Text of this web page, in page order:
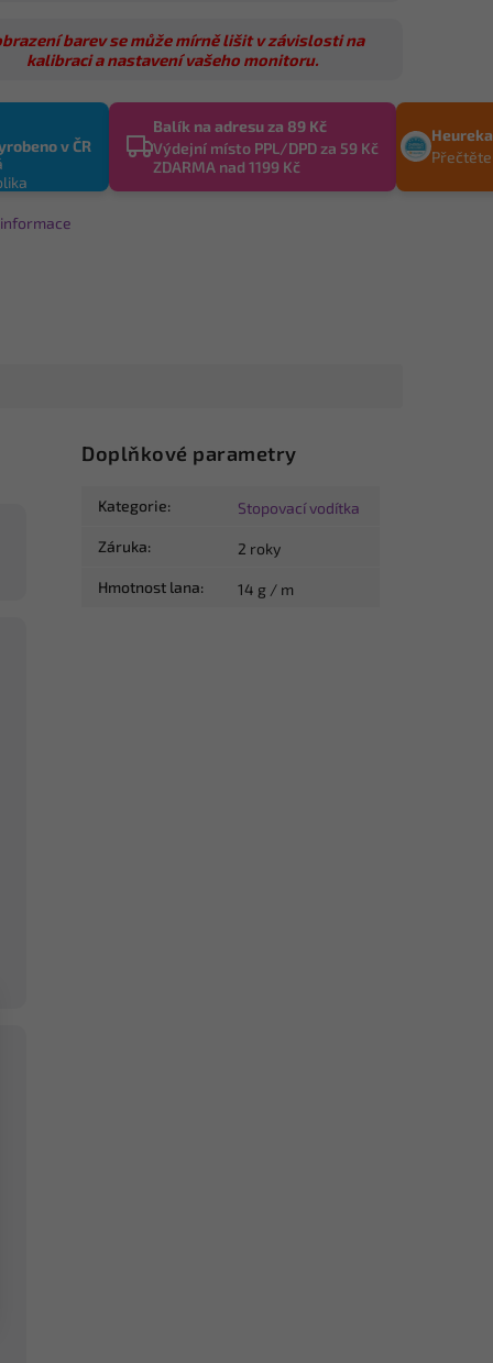
barev se může mírně lišit v závislosti na
kalibraci a nastavení vašeho monitoru.
v ČR
Balík na adresu za 89 Kč
Výdejní místo PPL/DPD za 59 Kč
ZDARMA nad 1199 Kč
Doplňkové parametry
Kategorie: Stopovací vodítka
Záruka: 2 roky
Hmotnost lana: 14 g / m